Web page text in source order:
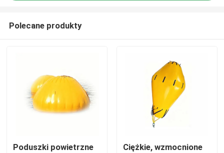
Polecane produkty
Poduszki powietrzne
Ciężkie, wzmocnione